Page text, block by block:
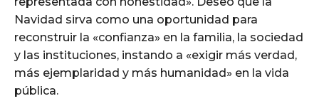
Navidad sirva como una oportunidad para
reconstruir la «confianza» en la familia, la sociedad
y las instituciones, instando a «exigir más verdad,
más ejemplaridad y más humanidad» en la vida
pública.